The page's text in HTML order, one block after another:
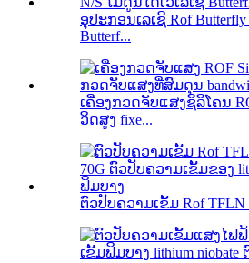
ອຸປະກອນເລເຊີ Rof Butterfly
Butterf...
ເຄື່ອງກວດຈັບແສງຊິລິໂຄນ
ວິດສູງ fixe...
ຕົວປັບຄວາມເຂັ້ມ Rof TFLN